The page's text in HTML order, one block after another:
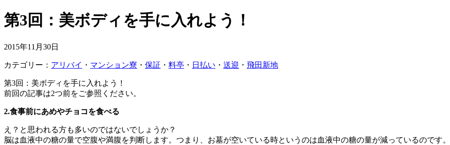
第3回：美ボディを手に入れよう！
2015年11月30日
カテゴリー： アリバイ ・ マンション寮 ・ 保証 ・ 料亭 ・ 日払い ・ 送迎 ・ 飛田新地
第3回：美ボディを手に入れよう！
前回の記事は2つ前をご参照ください。
2.食事前にあめやチョコを食べる
え？と思われる方も多いのではないでしょうか？
脳は血液中の糖の量で空腹や満腹を判断します。つまり、お墓が空いている時というのは血液中の糖の量が減っているのです。